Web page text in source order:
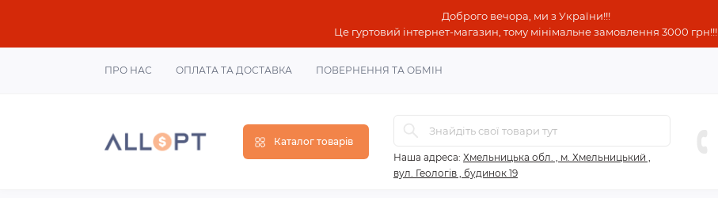
Доброго вечора, ми з України!!!
Це гуртовий інтернет-магазин, тому мінімальне замовлення 3000 грн!!!
ПРО НАС ОПЛАТА ТА ДОСТАВКА ПОВЕРНЕННЯ ТА ОБМІН
Каталог товарів
Наша адреса: Хмельницька обл. , м. Хмельницький ,
вул. Геологів , будинок 19